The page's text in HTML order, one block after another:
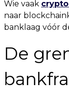
Wie vaak
naar
banklaag vóór
De